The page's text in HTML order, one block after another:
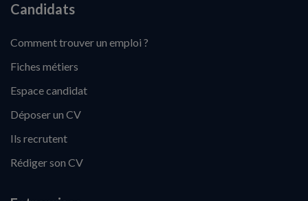
Candidats
Comment trouver un emploi ?
Fiches métiers
Espace candidat
Déposer un CV
Ils recrutent
Rédiger son CV